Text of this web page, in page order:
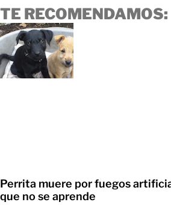
TE RECOMENDAMOS:
Perrita muere por fuegos
que no se aprende